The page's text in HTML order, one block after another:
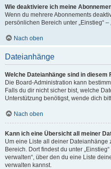
Wie deaktiviere ich meine
Wenn du mehrere Abonnements
persönlichen Bereich unter „Einstieg“
Nach oben
Dateianhänge
Welche Dateianhänge sind in diesem
Die Board-Administration kann
Falls du dir nicht sicher bist, welche
Unterstützung benötigst, wende dich
Nach oben
Kann ich eine Übersicht all meiner
Um eine Liste all deiner
Bereich. Dort findest du unter
verwalten“, über den du eine Liste
verwalten kannst.